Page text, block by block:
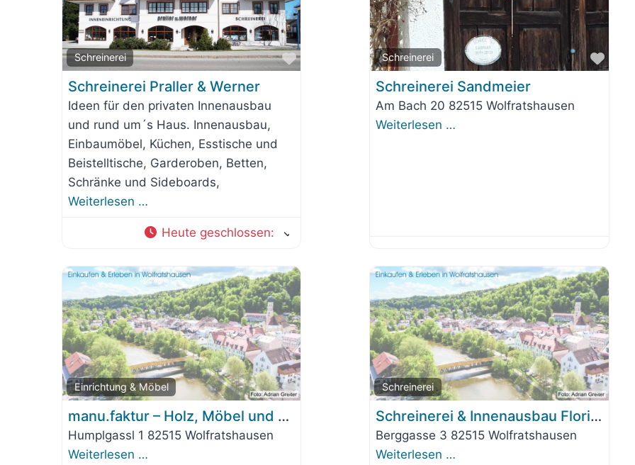
Schreinerei
Favorit
Schreinerei Praller & Werner
Ideen für den privaten Innenausbau
und rund um´s Haus. Innenausbau,
Einbaumöbel, Küchen, Esstische und
Beistelltische, Garderoben, Betten,
Schränke und Sideboards,
Weiterlesen …
Heute geschlossen:
Schreinerei
Schreinerei Sandmeier
Am Bach 20 82515 Wolfratshausen
Weiterlesen …
Einrichtung & Möbel
Favorit
manu.faktur – Holz, Möbel und mehr…
Humplgassl 1 82515 Wolfratshausen
Weiterlesen …
Schreinerei
Schreinerei & Innenausbau Florian Pleyl
Berggasse 3 82515 Wolfratshausen
Weiterlesen …